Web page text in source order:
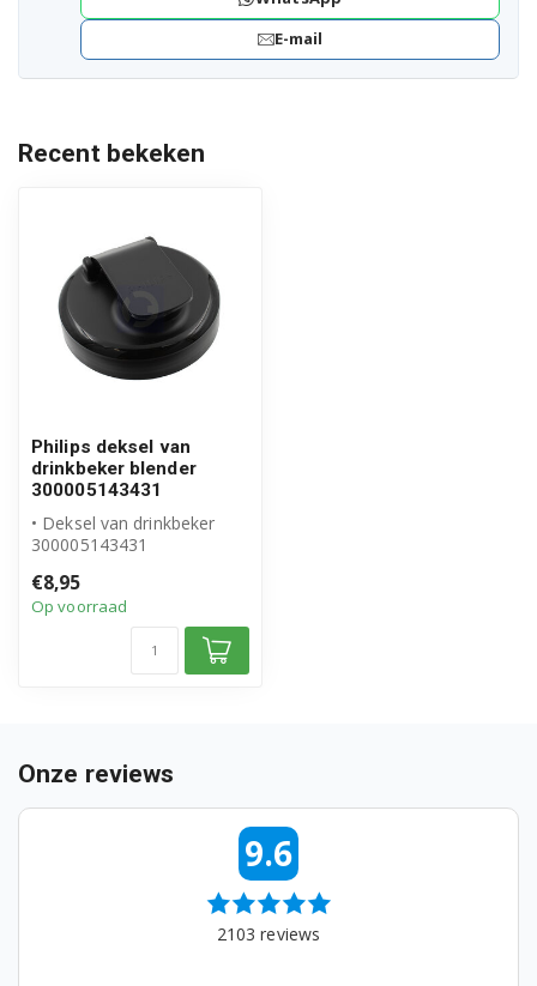
E-mail
Recent bekeken
Philips deksel van
drinkbeker blender
300005143431
• Deksel van drinkbeker
300005143431
• Excl. afdic...
€8,95
Op voorraad
Onze reviews
9.6
2103 reviews